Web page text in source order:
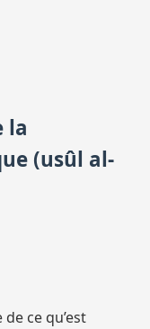
la
(usûl al-
ce qu’est